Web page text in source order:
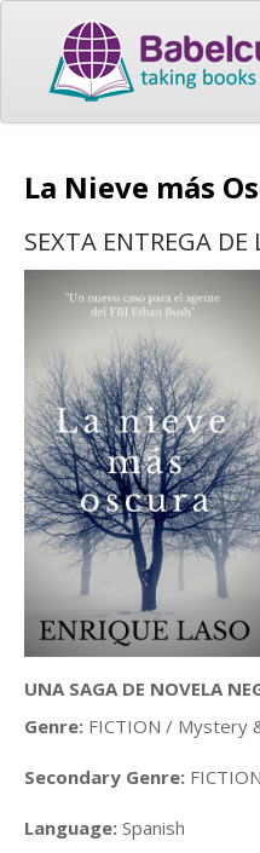
La Nieve más
SEXTA ENTREGA
UNA SAGA DE NOVELA
Genre: FICTION / Mystery
Secondary Genre:
Language: Spanish